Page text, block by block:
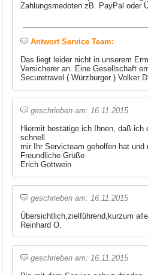
Zahlungsmedoten zB. PayPal oder
Antwort Service Team:
Das liegt leider nicht in unserem
Versicherer an. Eine Gesellschaft
Securetravel ( Würzburger ) Volker
geschrieben am: 16.11.2015
Hiermit bestätige ich Ihnen, daß ich
schnell
mir Ihr Servicteam geholfen hat und
Freundliche Grüße
Erich Gottwein
geschrieben am: 16.11.2015
Übersichtlich,zielführend,kurzum
Reinhard O.
geschrieben am: 16.11.2015